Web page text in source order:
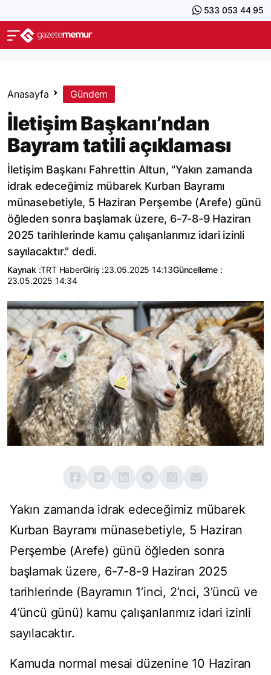
533 053 44 95
Anasayfa Gündem
İletişim Başkanı’ndan
Bayram tatili açıklaması
İletişim Başkanı Fahrettin Altun, "Yakın zamanda
idrak edeceğimiz mübarek Kurban Bayramı
münasebetiyle, 5 Haziran Perşembe (Arefe) günü
öğleden sonra başlamak üzere, 6-7-8-9 Haziran
2025 tarihlerinde kamu çalışanlarımız idari izinli
sayılacaktır." dedi.
Kaynak :TRT HaberGiriş :23.05.2025 14:13Güncelleme :
23.05.2025 14:34
Yakın zamanda idrak edeceğimiz mübarek
Kurban Bayramı münasebetiyle, 5 Haziran
Perşembe (Arefe) günü öğleden sonra
başlamak üzere, 6-7-8-9 Haziran 2025
tarihlerinde (Bayramın 1’inci, 2’nci, 3’üncü ve
4’üncü günü) kamu çalışanlarımız idari izinli
sayılacaktır.
Kamuda normal mesai düzenine 10 Haziran